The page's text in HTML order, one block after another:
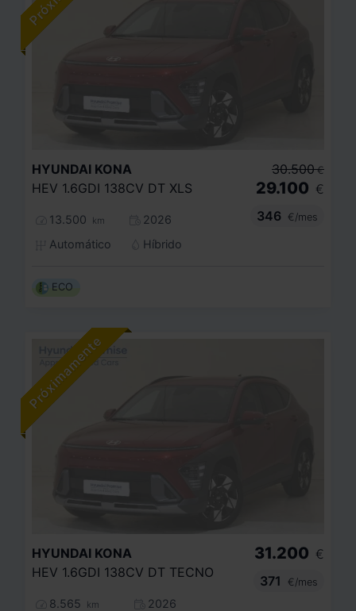
HYUNDAI KONA
HEV 1.6GDI 138CV DT XLS
13.500 km
2026
Automático
Híbrido
30.500 €
29.100 €
346
€/mes
ECO
HYUNDAI KONA
HEV 1.6GDI 138CV DT TECNO
8.565 km
2026
31.200 €
371
€/mes